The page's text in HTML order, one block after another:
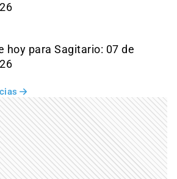
hoy para Sagitario: 07 de